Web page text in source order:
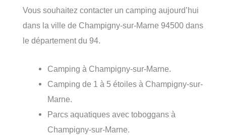
Vous souhaitez contacter un camping aujourd’hui
dans la ville de Champigny-sur-Marne 94500 dans
le département du 94.
Camping à Champigny-sur-Marne.
Camping de 1 à 5 étoiles à Champigny-sur-
Marne.
Parcs aquatiques avec toboggans à
Champigny-sur-Marne.